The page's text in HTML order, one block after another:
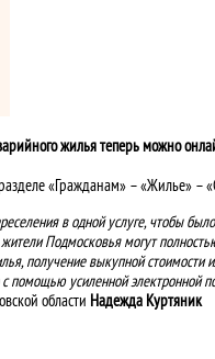
жилья теперь можно
«Гражданам» – «Жилье» –
в одной услуге, чтобы
Подмосковья могут
получение выкупной стоимости
помощью усиленной электронной
области Надежда Куртяник